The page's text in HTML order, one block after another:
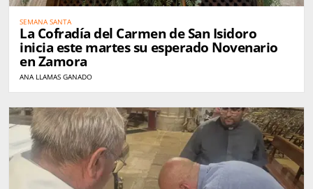
SEMANA SANTA
La Cofradía del Carmen de San Isidoro
inicia este martes su esperado Novenario
en Zamora
ANA LLAMAS GANADO